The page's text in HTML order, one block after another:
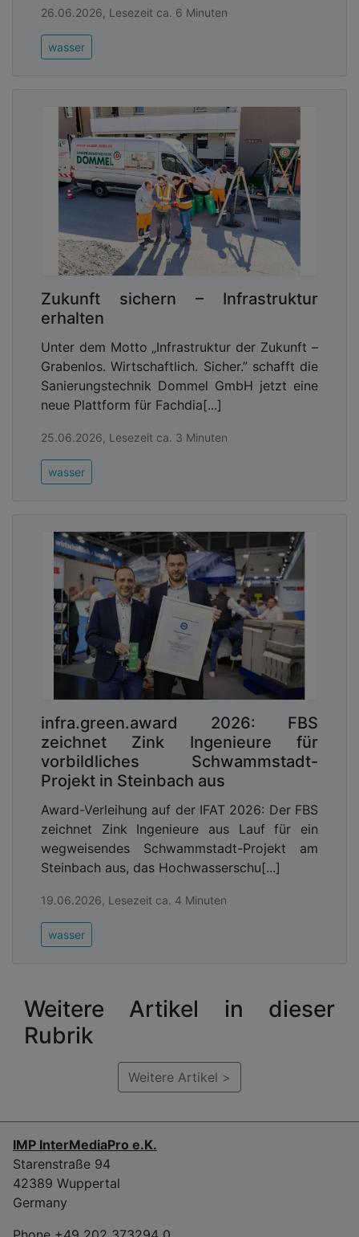
26.06.2026, Lesezeit ca. 6 Minuten
wasser
Zukunft sichern – Infrastruktur
erhalten
Unter dem Motto „Infrastruktur der Zukunft –
Grabenlos. Wirtschaftlich. Sicher.” schafft die
Sanierungstechnik Dommel GmbH jetzt eine
neue Plattform für Fachdia[...]
25.06.2026, Lesezeit ca. 3 Minuten
wasser
infra.green.award 2026: FBS
zeichnet Zink Ingenieure für
vorbildliches Schwammstadt-
Projekt in Steinbach aus
Award-Verleihung auf der IFAT 2026: Der FBS
zeichnet Zink Ingenieure aus Lauf für ein
wegweisendes Schwammstadt-Projekt am
Steinbach aus, das Hochwasserschu[...]
19.06.2026, Lesezeit ca. 4 Minuten
wasser
Weitere Artikel in dieser
Rubrik
Weitere Artikel >
IMP InterMediaPro e.K.
Starenstraße 94
42389 Wuppertal
Germany